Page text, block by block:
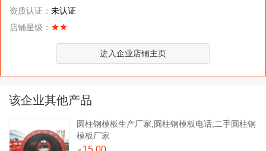
资质认证： 未认证
店铺星级：
进入企业店铺主页
该企业其他产品
​圆柱钢模板生产厂家,圆柱钢模板电话,二手圆柱钢
模板厂家